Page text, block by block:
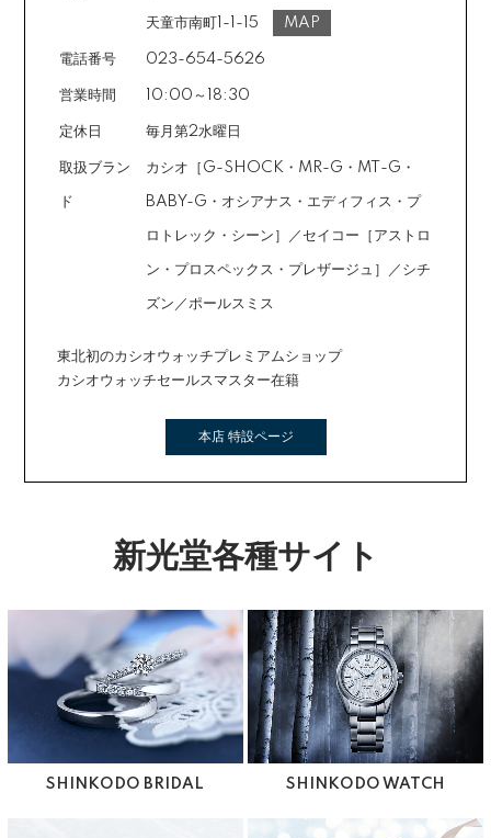
天童市南町1-1-15 MAP
電話番号 023-654-5626
営業時間 10:00～18:30
定休日 毎月第2水曜日
取扱ブラン
ド
カシオ［G-SHOCK・MR-G・MT-G・
BABY-G・オシアナス・エディフィス・プ
ロトレック・シーン］／セイコー［アストロ
ン・プロスペックス・プレザージュ］／シチ
ズン／ポールスミス
東北初のカシオウォッチプレミアムショップ
カシオウォッチセールスマスター在籍
本店 特設ページ
新光堂各種サイト
SHINKODO BRIDAL SHINKODO WATCH